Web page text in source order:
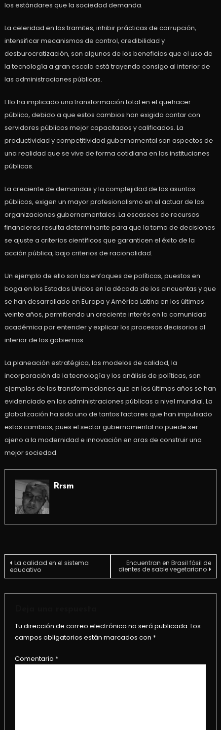
los estándares que la sociedad demanda.
La celeridad en los tramites, inhibir prácticas de corrupción,
intensificar mecanismos de control, credibilidad y
desburocratización, son algunos de los beneficios que el uso de
la tecnología a gran escala está trayendo consigo al interior de
las administraciones públicas.
Ello ha implicado una transformación total en el quehacer
público, debido a que estos cambios han exigido contar con
servidores públicos mejor capacitados y calificados. La
productividad y competitividad gubernamental son aspectos de
una realidad que se vive de forma cotidiana en las instituciones
públicas.
La creciente de demandas y la complejidad de los asuntos
públicos, exigen un mayor profesionalismo en el actuar de las
organizaciones gubernamentales. La escasees de recursos
financieros resulta determinante para que la toma de decisiones
se ajuste a criterios científicos que garanticen el éxito de la
acción pública, bajo criterios de racionalidad.
Un ejemplo de ello son los enfoques de políticas, puestos en
boga en los Estados Unidos en la década de los cincuentas y que
se han desarrollado en Europa y América Latina en los últimos
veinte años, permitiendo un creciente interés en la comunidad
académica por entender y explicar los procesos decisorios al
interior de los gobiernos.
La planeación estratégica, los modelos de calidad, la
incorporación de la tecnología y los análisis de políticas, son
ejemplos de las transformaciones que en los últimos años se han
evidenciado en las administraciones públicas a nivel mundial. La
globalización ha sido uno de tantos factores que han impulsado
estos cambios, pues el sector gubernamental no puede ser
ajeno a la modernidad e innovación en aras de construir una
mejor sociedad.
Rrsm
Navegación
La calidad en el sistema
educativo
Encuentran en Brasil fósil de
dientes de sable vegetariano
Tu dirección de correo electrónico no será publicada. Los
campos obligatorios están marcados con *
Comentario *